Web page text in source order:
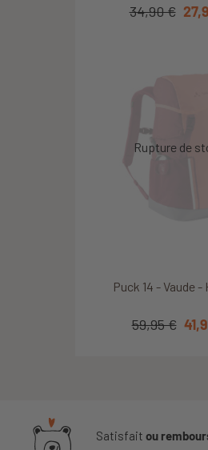
34,90 €
Puck 14 - Vaude
59,95 €
Satisfait ou